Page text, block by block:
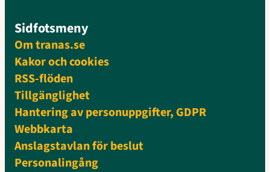
Sidfotsmeny
Om tranas.se
Kakor och cookies
RSS-flöden
Tillgänglighet
Hantering av personuppgifter, GDPR
Webbkarta
Anslagstavlan för beslut
Personalingång